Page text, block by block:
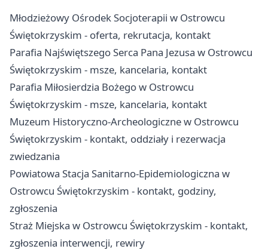
Młodzieżowy Ośrodek Socjoterapii w Ostrowcu
Świętokrzyskim - oferta, rekrutacja, kontakt
Parafia Najświętszego Serca Pana Jezusa w Ostrowcu
Świętokrzyskim - msze, kancelaria, kontakt
Parafia Miłosierdzia Bożego w Ostrowcu
Świętokrzyskim - msze, kancelaria, kontakt
Muzeum Historyczno-Archeologiczne w Ostrowcu
Świętokrzyskim - kontakt, oddziały i rezerwacja
zwiedzania
Powiatowa Stacja Sanitarno-Epidemiologiczna w
Ostrowcu Świętokrzyskim - kontakt, godziny,
zgłoszenia
Straż Miejska w Ostrowcu Świętokrzyskim - kontakt,
zgłoszenia interwencji, rewiry